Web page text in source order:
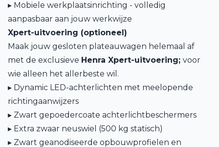
▸ Mobiele werkplaatsinrichting - volledig
aanpasbaar aan jouw werkwijze
Xpert-uitvoering (optioneel)
Maak jouw gesloten plateauwagen helemaal af
met de exclusieve Henra Xpert-uitvoering; voor
wie alleen het allerbeste wil.
▸ Dynamic LED-achterlichten met meelopende
richtingaanwijzers
▸ Zwart gepoedercoate achterlichtbeschermers
▸ Extra zwaar neuswiel (500 kg statisch)
▸ Zwart geanodiseerde opbouwprofielen en